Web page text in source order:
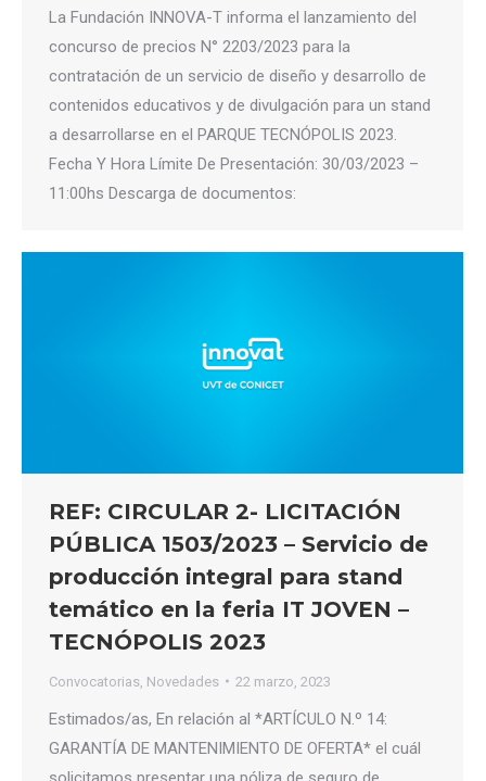
La Fundación INNOVA-T informa el lanzamiento del
concurso de precios N° 2203/2023 para la
contratación de un servicio de diseño y desarrollo de
contenidos educativos y de divulgación para un stand
a desarrollarse en el PARQUE TECNÓPOLIS 2023.
Fecha Y Hora Límite De Presentación: 30/03/2023 –
11:00hs Descarga de documentos:
REF: CIRCULAR 2- LICITACIÓN
PÚBLICA 1503/2023 – Servicio de
producción integral para stand
temático en la feria IT JOVEN –
TECNÓPOLIS 2023
Convocatorias Novedades 22 marzo, 2023
Estimados/as, En relación al *ARTÍCULO N.º 14:
GARANTÍA DE MANTENIMIENTO DE OFERTA* el cuál